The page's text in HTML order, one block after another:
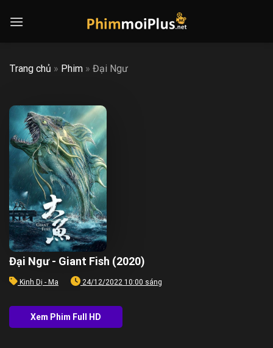
Trang chủ » Phim » Đại Ngư
Đại Ngư - Giant Fish (2020)
Kinh Dị - Ma 24/12/2022 10:00 sáng